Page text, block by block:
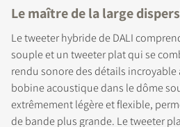
Le maître de la large
Le tweeter hybride de DALI
souple et un tweeter plat qui se
rendu sonore des détails incroyable
bobine acoustique dans le dôme
extrêmement légère et flexible,
de bande plus grande. Le tweeter